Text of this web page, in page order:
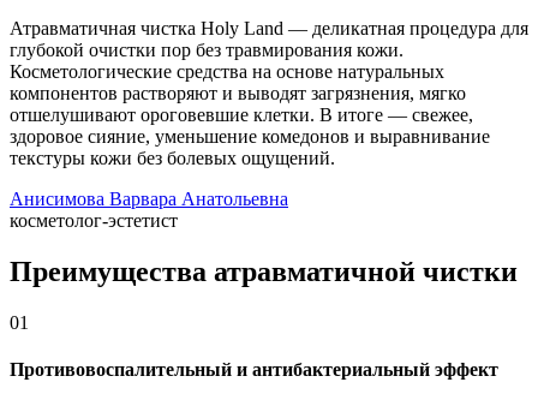
Атравматичная чистка Holy Land — деликатная процедура для
глубокой очистки пор без травмирования кожи.
Косметологические средства на основе натуральных
компонентов растворяют и выводят загрязнения, мягко
отшелушивают ороговевшие клетки. В итоге — свежее,
здоровое сияние, уменьшение комедонов и выравнивание
текстуры кожи без болевых ощущений.
Анисимова Варвара Анатольевна
косметолог-эстетист
Преимущества атравматичной чистки
01
Противовоспалительный и антибактериальный эффект